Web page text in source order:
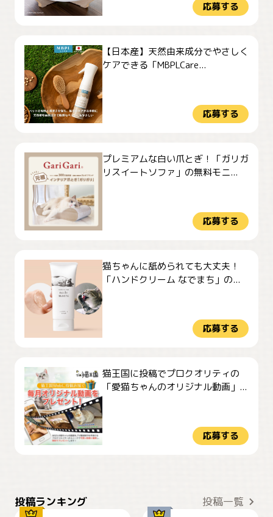
応募する
【日本産】天然由来成分でやさしく
ケアできる「MBPLCare...
応募する
プレミアムな白い爪とぎ！「ガリガ
リスイートソファ」の無料モニ...
応募する
猫ちゃんに舐められても大丈夫！
「ハンドクリーム なでまち」の...
応募する
猫王国に投稿でプロクオリティの
「愛猫ちゃんのオリジナル動画」...
応募する
投稿ランキング 投稿一覧